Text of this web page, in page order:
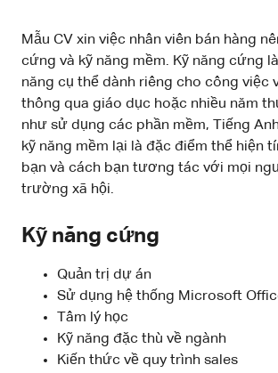
Mẫu CV xin việc nhân viên bán hàng
cứng và kỹ năng mềm. Kỹ năng cứng
năng cụ thể dành riêng cho công việc
thông qua giáo dục hoặc nhiều năm
như sử dụng các phần mềm, Tiếng
kỹ năng mềm lại là đặc điểm thể hiện
bạn và cách bạn tương tác với mọi
trường xã hội.
Kỹ năng cứng
Quản trị dự án
Sử dụng hệ thống Microsoft
Tâm lý học
Kỹ năng đặc thù về ngành
Kiến thức về quy trình sales